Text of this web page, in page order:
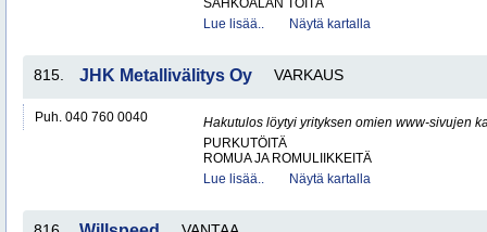
SÄHKÖALAN TÖITÄ
Lue lisää..
Näytä kartalla
815. JHK Metallivälitys Oy VARKAUS
Puh. 040 760 0040
Hakutulos löytyi yrityksen omien www-sivujen
PURKUTÖITÄ
ROMUA JA ROMULIIKKEITÄ
Lue lisää..
Näytä kartalla